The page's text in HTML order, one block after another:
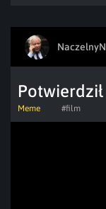
NaczelnyN
Potwierdził
Meme #film